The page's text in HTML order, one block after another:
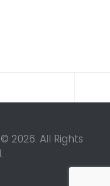
2026. All Rights